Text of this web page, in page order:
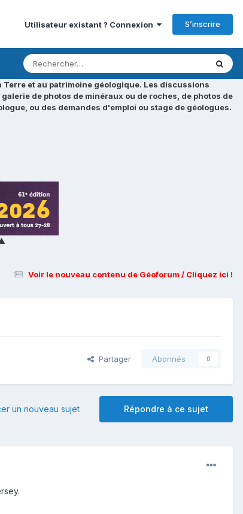
Utilisateur existant ? Connexion S’inscrire
et au patrimoine géologique. Les discussions
de photos de minéraux ou de roches, de photos de
ou des demandes d'emploi ou stage de géologues.
Voir le nouveau contenu de Géoforum / Cliquez ici !
Partager Abonnés 0
Répondre à ce sujet
un nouveau sujet